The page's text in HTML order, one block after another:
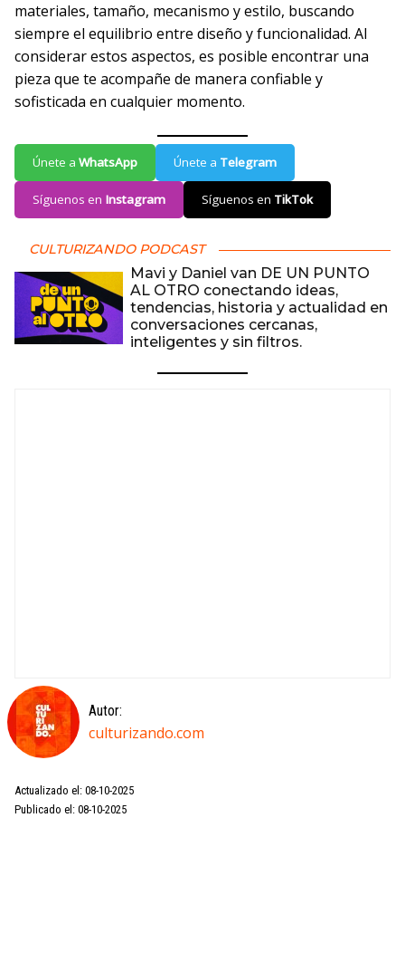
materiales, tamaño, mecanismo y estilo, buscando
siempre el equilibrio entre diseño y funcionalidad. Al
considerar estos aspectos, es posible encontrar una
pieza que te acompañe de manera confiable y
sofisticada en cualquier momento.
Únete a WhatsApp Únete a Telegram
Síguenos en Instagram Síguenos en TikTok
CULTURIZANDO PODCAST
Mavi y Daniel van DE UN PUNTO
AL OTRO conectando ideas,
tendencias, historia y actualidad en
conversaciones cercanas,
inteligentes y sin filtros.
Autor:
culturizando.com
Actualizado el: 08-10-2025
Publicado el: 08-10-2025